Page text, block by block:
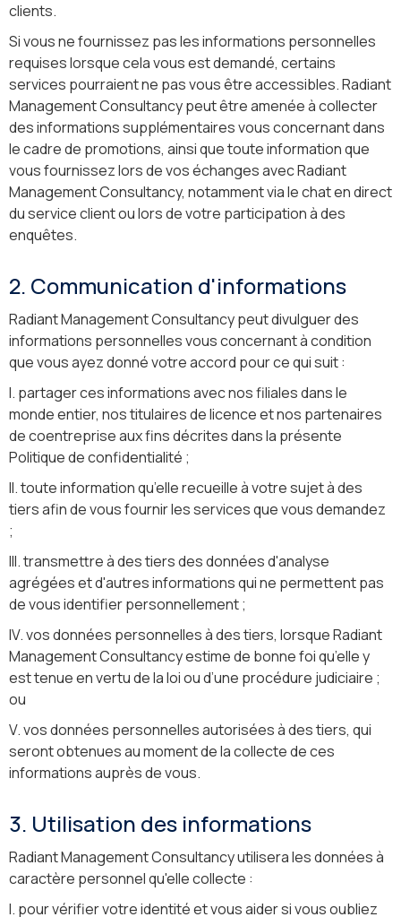
clients.
Si vous ne fournissez pas les informations personnelles
requises lorsque cela vous est demandé, certains
services pourraient ne pas vous être accessibles. Radiant
Management Consultancy peut être amenée à collecter
des informations supplémentaires vous concernant dans
le cadre de promotions, ainsi que toute information que
vous fournissez lors de vos échanges avec Radiant
Management Consultancy, notamment via le chat en direct
du service client ou lors de votre participation à des
enquêtes.
2. Communication d'informations
Radiant Management Consultancy peut divulguer des
informations personnelles vous concernant à condition
que vous ayez donné votre accord pour ce qui suit :
I. partager ces informations avec nos filiales dans le
monde entier, nos titulaires de licence et nos partenaires
de coentreprise aux fins décrites dans la présente
Politique de confidentialité ;
II. toute information qu’elle recueille à votre sujet à des
tiers afin de vous fournir les services que vous demandez
;
III. transmettre à des tiers des données d'analyse
agrégées et d'autres informations qui ne permettent pas
de vous identifier personnellement ;
IV. vos données personnelles à des tiers, lorsque Radiant
Management Consultancy estime de bonne foi qu’elle y
est tenue en vertu de la loi ou d’une procédure judiciaire ;
ou
V. vos données personnelles autorisées à des tiers, qui
seront obtenues au moment de la collecte de ces
informations auprès de vous.
3. Utilisation des informations
Radiant Management Consultancy utilisera les données à
caractère personnel qu'elle collecte :
I. pour vérifier votre identité et vous aider si vous oubliez